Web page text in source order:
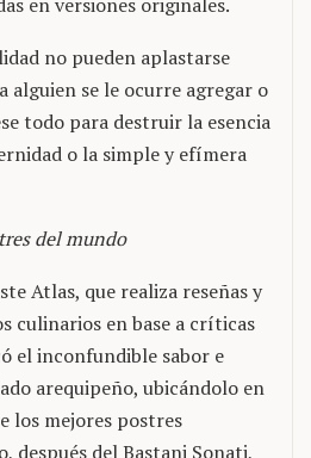
no pueden aplastarse
alguien se le ocurre agregar o
todo para destruir la esencia
o la simple y efímera
del mundo
Atlas, que realiza reseñas y
culinarios en base a críticas
el inconfundible sabor e
arequipeño, ubicándolo en
los mejores postres
después del Bastani Sonati,